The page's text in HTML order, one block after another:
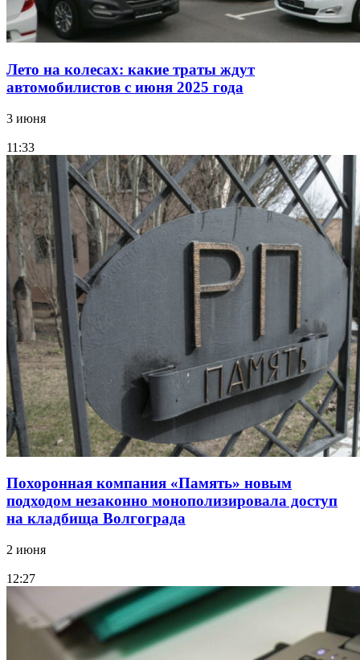
Лето на колесах: какие траты ждут
автомобилистов с июня 2025 года
3 июня
11:33
Похоронная компания «Память» новым
подходом незаконно монополизировала доступ
на кладбища Волгограда
2 июня
12:27